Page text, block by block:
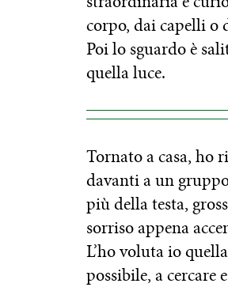
corpo, dai capelli o
Poi lo sguardo è
quella luce.
Tornato a casa, ho
davanti a un
più della testa,
sorriso appena
L’ho voluta io
possibile, a cercare